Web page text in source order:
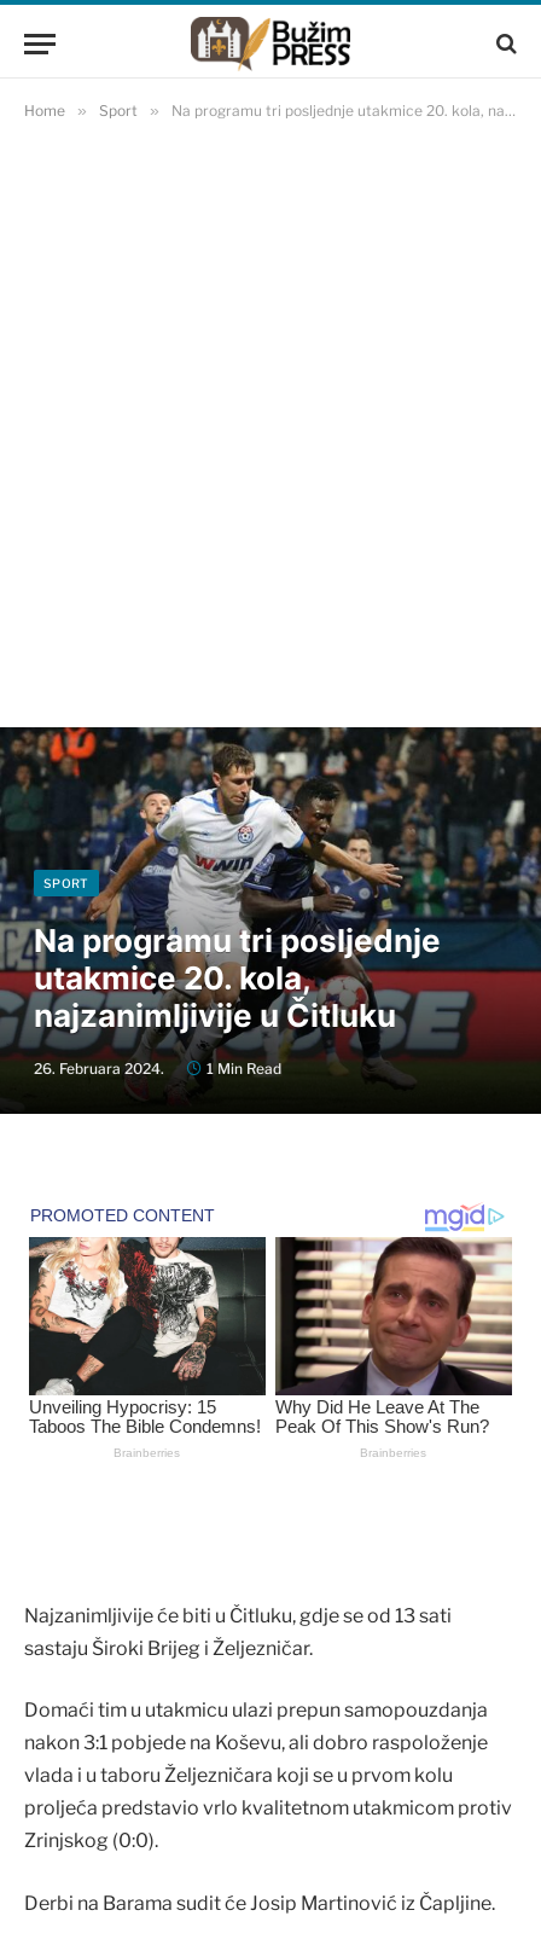
Home » Sport » Na programu tri posljednje utakmice 20. kola, najzanimljivije u Čitluku
SPORT
Na programu tri posljednje
utakmice 20. kola,
najzanimljivije u Čitluku
26. Februara 2024. 1 Min Read
Najzanimljivije će biti u Čitluku, gdje se od 13 sati
sastaju Široki Brijeg i Željezničar.
Domaći tim u utakmicu ulazi prepun samopouzdanja
nakon 3:1 pobjede na Koševu, ali dobro raspoloženje
vlada i u taboru Željezničara koji se u prvom kolu
proljeća predstavio vrlo kvalitetnom utakmicom protiv
Zrinjskog (0:0).
Derbi na Barama sudit će Josip Martinović iz Čapljine.